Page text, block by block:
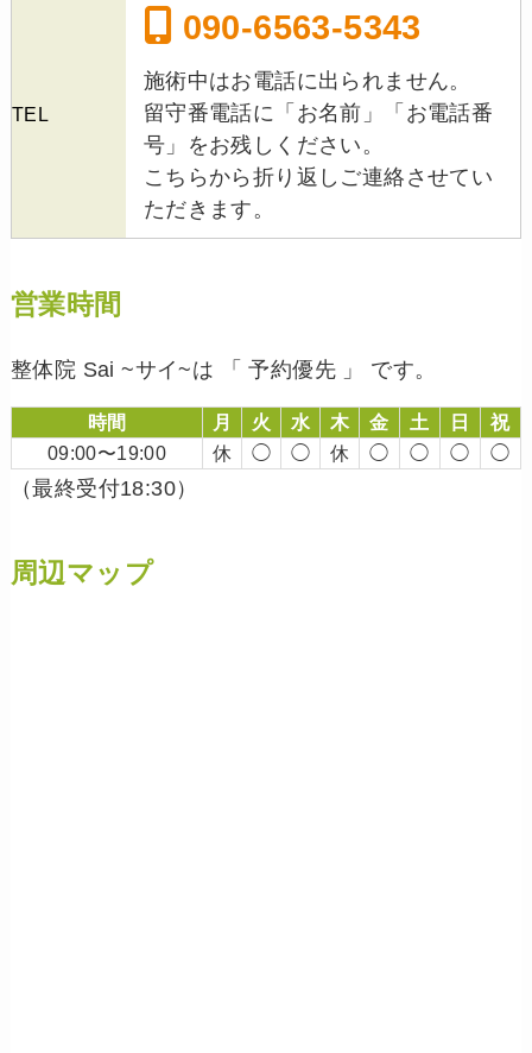
TEL
090-6563-5343
施術中はお電話に出られません。
留守番電話に「お名前」「お電話番
号」をお残しください。
こちらから折り返しご連絡させてい
ただきます。
営業時間
整体院 Sai ~サイ~は 「 予約優先 」 です。
時間 月 火 水 木 金 土 日
祝
09:00〜19:00
休 ◯ ◯ 休 ◯ ◯ ◯ ◯
（最終受付18:30）
周辺マップ